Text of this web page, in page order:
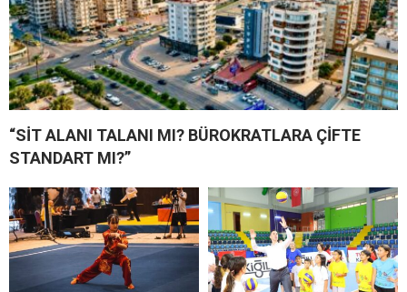
“SİT ALANI TALANI MI? BÜROKRATLARA ÇİFTE
STANDART MI?”